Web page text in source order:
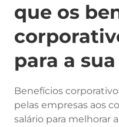
que os
para a
Benefícios
pelas empresas aos
salário para melhorar